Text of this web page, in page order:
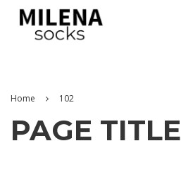
Home 102
PAGE TITLE